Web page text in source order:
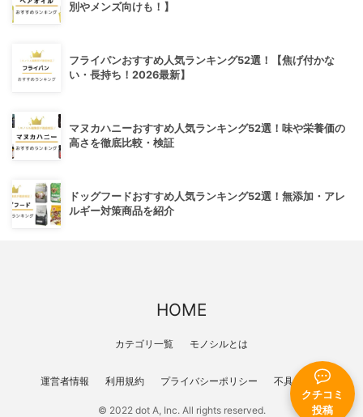
クチコミ
投稿
別やメンズ向けも！】
フライパンおすすめ人気ランキング52選！【焦げ付かな
い・長持ち！2026最新】
マヌカハニーおすすめ人気ランキング52選！味や栄養価の
高さを徹底比較・検証
ドッグフードおすすめ人気ランキング52選！無添加・アレ
ルギー対策商品を紹介
HOME
カテゴリ一覧 モノシルとは
運営者情報 利用規約 プライバシーポリシー 不具合報告
© 2022 dot A, Inc. All rights reserved.